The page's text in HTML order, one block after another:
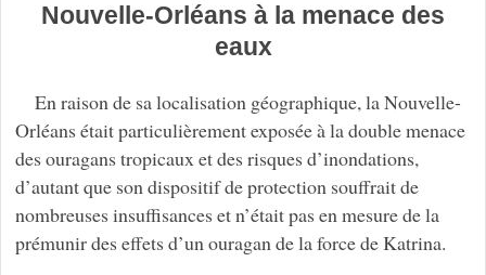
Nouvelle-Orléans à la menace des
eaux
En raison de sa localisation géographique, la Nouvelle-
Orléans était particulièrement exposée à la double menace
des ouragans tropicaux et des risques d’inondations,
d’autant que son dispositif de protection souffrait de
nombreuses insuffisances et n’était pas en mesure de la
prémunir des effets d’un ouragan de la force de Katrina.